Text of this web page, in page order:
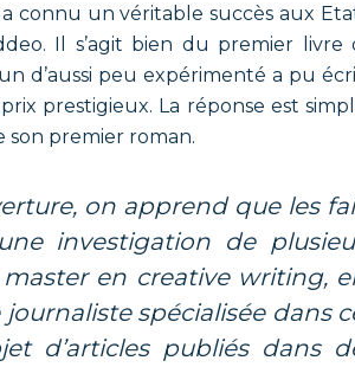
connu un véritable succès aux
Il s’agit bien du premier livre
d’aussi peu expérimenté a pu
prestigieux. La réponse est
son premier roman.
investigation de
en creative writing,
spécialisée dans
d’articles publiés dans